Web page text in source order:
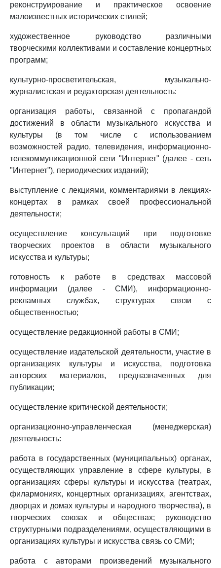
реконструирование и практическое освоение
малоизвестных исторических стилей;
художественное руководство различными
творческими коллективами и составление концертных
программ;
культурно-просветительская, музыкально-
журналистская и редакторская деятельность:
организация работы, связанной с пропагандой
достижений в области музыкального искусства и
культуры (в том числе с использованием
возможностей радио, телевидения, информационно-
телекоммуникационной сети "Интернет" (далее - сеть
"Интернет"), периодических изданий);
выступление с лекциями, комментариями в лекциях-
концертах в рамках своей профессиональной
деятельности;
осуществление консультаций при подготовке
творческих проектов в области музыкального
искусства и культуры;
готовность к работе в средствах массовой
информации (далее - СМИ), информационно-
рекламных службах, структурах связи с
общественностью;
осуществление редакционной работы в СМИ;
осуществление издательской деятельности, участие в
организациях культуры и искусства, подготовка
авторских материалов, предназначенных для
публикации;
осуществление критической деятельности;
организационно-управленческая (менеджерская)
деятельность:
работа в государственных (муниципальных) органах,
осуществляющих управление в сфере культуры, в
организациях сферы культуры и искусства (театрах,
филармониях, концертных организациях, агентствах,
дворцах и домах культуры и народного творчества), в
творческих союзах и обществах; руководство
структурными подразделениями, осуществляющими в
организациях культуры и искусства связь со СМИ;
работа с авторами произведений музыкального